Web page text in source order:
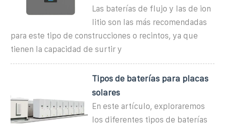
Las baterías de flujo y las de ion
litio son las más recomendadas
para este tipo de construcciones o recintos, ya que
tienen la capacidad de surtir y
Tipos de baterías para placas
solares
En este artículo, exploraremos
los diferentes tipos de baterías